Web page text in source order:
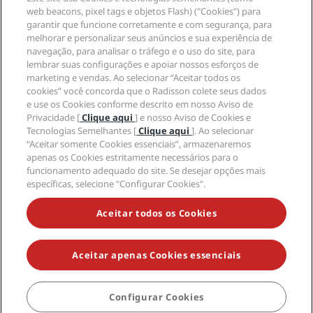
Hotéis Sports Approved
Hotéis familiares
Saúde e segurança
Carreiras no RHG
Carreiras na PPHE
Carreiras EHL
The Club by RHG
Oportunidades de desenvolvimento
Empresa responsável
Compras
Centro de Privacidade
Aviso legal
Termos e condições do Radisson Rewards
Termos de utilização do site
Acessibilidade Digital
Declaração de escravidão moderna
Ajuda
Alertas ao consumidor
Contato
Perguntas frequentes (FAQ)
Mapa do site
Mídia social
Marcas do Radisson Hotels
NÃO PERCA AS NOSSAS MAIORES OFERTAS
© 2026 Radisson Hotel Group.Todos os direitos reservados. RHG
Radisson Hotel Group, Radisson, Radisson RED, Radisson Blu, Radisson
Collection, Radisson Individuals, Park Plaza, Park Inn, Country Inn &
Suites, Prize by Radisson, Radisson Rewards e Radisson Meetings são
marcas registradas do Radisson Hotel Group.
web beacons, pixel tags e objetos Flash) ("Cookies") para
garantir que funcione corretamente e com segurança, para
melhorar e personalizar seus anúncios e sua experiência de
navegação, para analisar o tráfego e o uso do site, para
lembrar suas configurações e apoiar nossos esforços de
marketing e vendas. Ao selecionar “Aceitar todos os
cookies” você concorda que o Radisson colete seus dados
e use os Cookies conforme descrito em nosso Aviso de
Privacidade [Clique aqui] e nosso Aviso de Cookies e
Tecnologias Semelhantes [Clique aqui]. Ao selecionar
“Aceitar somente Cookies essenciais”, armazenaremos
apenas os Cookies estritamente necessários para o
funcionamento adequado do site. Se desejar opções mais
específicas, selecione "Configurar Cookies".
Aceitar todos os Cookies
Aceitar apenas Cookies essenciais
Configurar Cookies